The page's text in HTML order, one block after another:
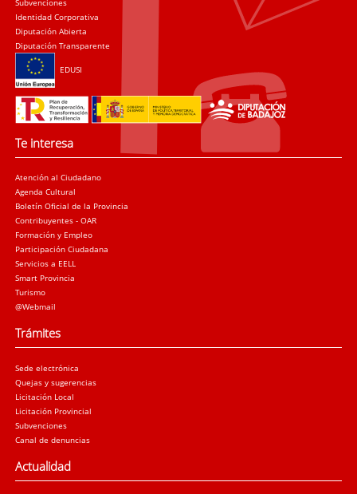
Subvenciones
Identidad Corporativa
Diputación Abierta
Diputación Transparente
EDUSI
Te interesa
Atención al Ciudadano
Agenda Cultural
Boletín Oficial de la Provincia
Contribuyentes - OAR
Formación y Empleo
Participación Ciudadana
Servicios a EELL
Smart Provincia
Turismo
@Webmail
Trámites
Sede electrónica
Quejas y sugerencias
Licitación Local
Licitación Provincial
Subvenciones
Canal de denuncias
Actualidad